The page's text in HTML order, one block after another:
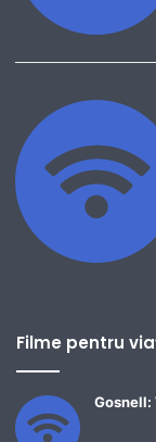
Filme pentru
Gosnell: